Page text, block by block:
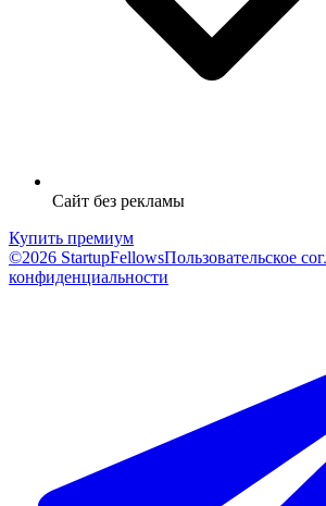
Сайт без рекламы
Купить премиум
©2026 StartupFellowsПользовательское
конфиденциальности